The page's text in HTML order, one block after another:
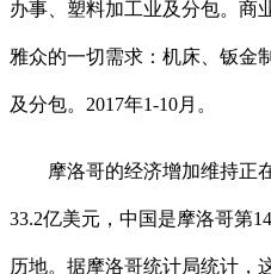
办事、塑料加工业及分包。商
雅众的一切需求：机床、钣金
及分包。2017年1-10月。
摩洛哥的经济增加维持正在
33.2亿美元，中国是摩洛哥第
历地。据摩洛哥统计局统计，